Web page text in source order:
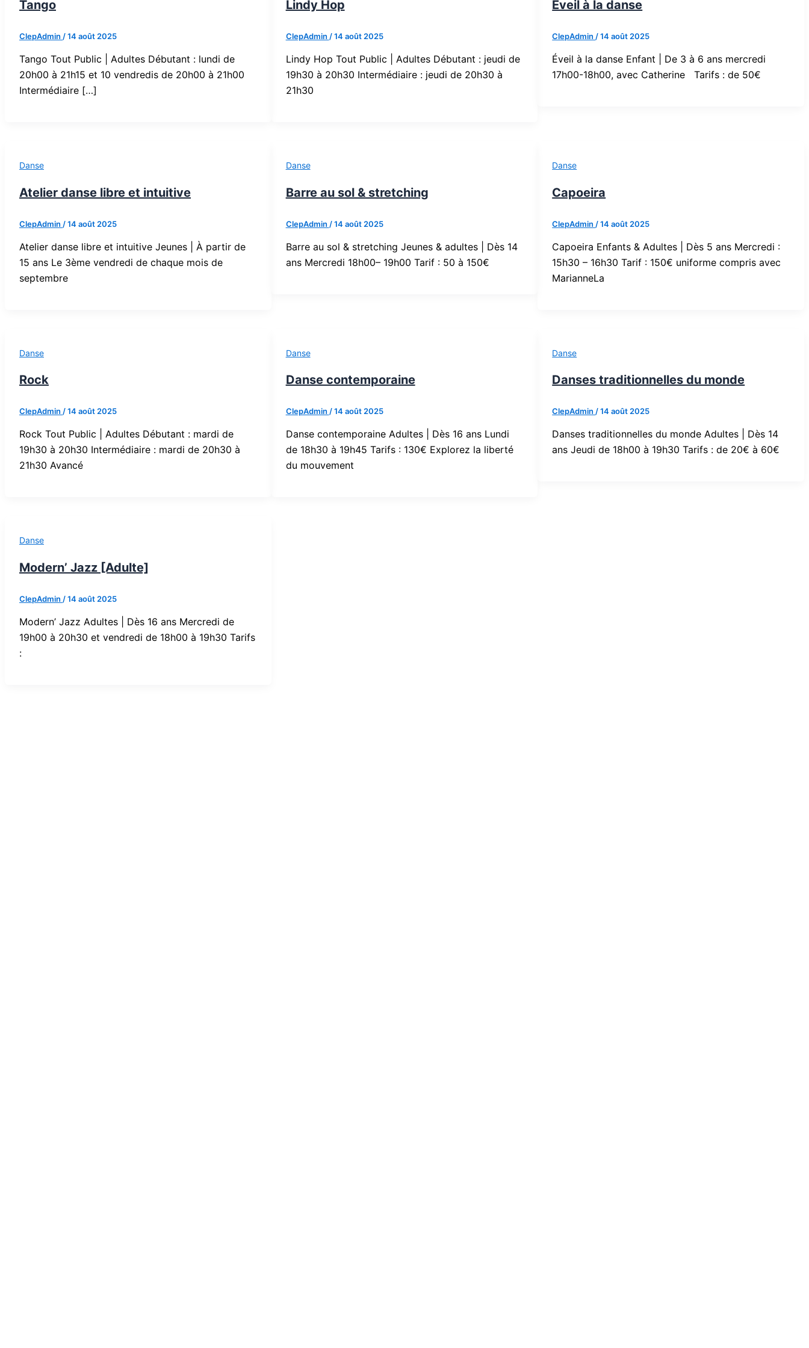
Tango
ClepAdmin /14 août 2025
Tango Tout Public | Adultes Débutant : lundi de
20h00 à 21h15 et 10 vendredis de 20h00 à 21h00
Intermédiaire […]
Lindy Hop
ClepAdmin /14 août 2025
Lindy Hop Tout Public | Adultes Débutant : jeudi de
19h30 à 20h30 Intermédiaire : jeudi de 20h30 à
21h30
Éveil à la danse
ClepAdmin /14 août 2025
Éveil à la danse Enfant | De 3 à 6 ans mercredi
17h00-18h00, avec Catherine Tarifs : de 50€
Danse
Atelier danse libre et intuitive
ClepAdmin /14 août 2025
Atelier danse libre et intuitive Jeunes | À partir de
15 ans Le 3ème vendredi de chaque mois de
septembre
Danse
Barre au sol & stretching
ClepAdmin /14 août 2025
Barre au sol & stretching Jeunes & adultes | Dès 14
ans Mercredi 18h00– 19h00 Tarif : 50 à 150€
Danse
Capoeira
ClepAdmin /14 août 2025
Capoeira Enfants & Adultes | Dès 5 ans Mercredi :
15h30 – 16h30 Tarif : 150€ uniforme compris avec
MarianneLa
Danse
Rock
ClepAdmin /14 août 2025
Rock Tout Public | Adultes Débutant : mardi de
19h30 à 20h30 Intermédiaire : mardi de 20h30 à
21h30 Avancé
Danse
Danse contemporaine
ClepAdmin /14 août 2025
Danse contemporaine Adultes | Dès 16 ans Lundi
de 18h30 à 19h45 Tarifs : 130€ Explorez la liberté
du mouvement
Danse
Danses traditionnelles du monde
ClepAdmin/14 août 2025
Danses traditionnelles du monde Adultes | Dès 14
ans Jeudi de 18h00 à 19h30 Tarifs : de 20€ à 60€
Danse
Modern’ Jazz [Adulte]
ClepAdmin /14 août 2025
Modern’ Jazz Adultes | Dès 16 ans Mercredi de
19h00 à 20h30 et vendredi de 18h00 à 19h30 Tarifs
: